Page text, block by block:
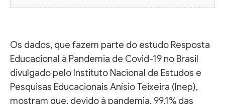
Os dados, que fazem parte do estudo Resposta
Educacional à Pandemia de Covid-19 no Brasil
divulgado pelo Instituto Nacional de Estudos e
Pesquisas Educacionais Anísio Teixeira (Inep),
mostram que, devido à pandemia, 99,1% das